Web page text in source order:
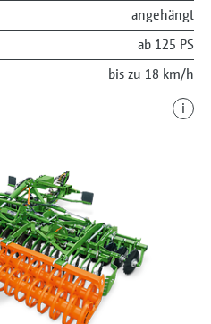
angehängt
ab 125 PS
bis zu 18 km/h
i